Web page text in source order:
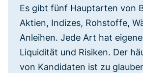
Es gibt fünf Hauptarten von
Aktien, Indizes, Rohstoffe,
Anleihen. Jede Art hat
Liquidität und Risiken. Der
von Kandidaten ist zu